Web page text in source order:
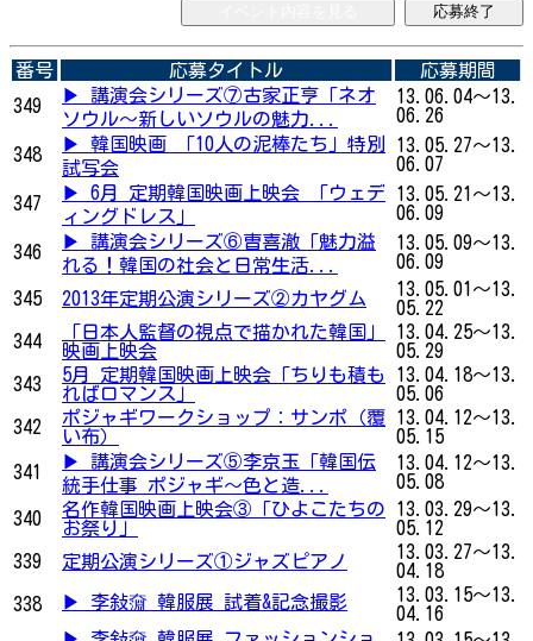
応募終了
番号 応募タイトル
応募期間
349
▶ 講演会シリーズ⑦古家正亨「ネオ
ソウル～新しいソウルの魅力...
13.06.04～13.
06.26
348
▶ 韓国映画 「10人の泥棒たち」特別
試写会
13.05.27～13.
06.07
347
▶ 6月 定期韓国映画上映会 「ウェデ
ィングドレス」
13.05.21～13.
06.09
346
▶ 講演会シリーズ⑥曺喜澈「魅力溢
れる！韓国の社会と日常生活...
13.05.09～13.
06.09
345
2013年定期公演シリーズ②カヤグム
13.05.01～13.
05.22
344
「日本人監督の視点で描かれた韓国」
映画上映会
13.04.25～13.
05.29
343
5月 定期韓国映画上映会「ちりも積も
ればロマンス」
13.04.18～13.
05.06
342
ポジャギワークショップ：サンポ（覆
い布）
13.04.12～13.
05.15
341
▶ 講演会シリーズ⑤李京玉「韓国伝
統手仕事 ポジャギ～色と造...
13.04.12～13.
05.08
340
名作韓国映画上映会③「ひよこたちの
お祭り」
13.03.29～13.
05.12
339
定期公演シリーズ①ジャズピアノ
13.03.27～13.
04.18
338
▶ 李敍奫 韓服展 試着&記念撮影
13.03.15～13.
04.16